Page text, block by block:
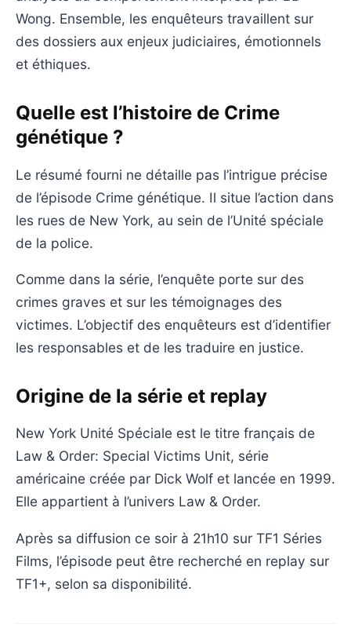
Wong. Ensemble, les enquêteurs travaillent sur
des dossiers aux enjeux judiciaires, émotionnels
et éthiques.
Quelle est l’histoire de Crime
génétique ?
Le résumé fourni ne détaille pas l’intrigue précise
de l’épisode Crime génétique. Il situe l’action dans
les rues de New York, au sein de l’Unité spéciale
de la police.
Comme dans la série, l’enquête porte sur des
crimes graves et sur les témoignages des
victimes. L’objectif des enquêteurs est d’identifier
les responsables et de les traduire en justice.
Origine de la série et replay
New York Unité Spéciale est le titre français de
Law & Order: Special Victims Unit, série
américaine créée par Dick Wolf et lancée en 1999.
Elle appartient à l’univers Law & Order.
Après sa diffusion ce soir à 21h10 sur TF1 Séries
Films, l’épisode peut être recherché en replay sur
TF1+, selon sa disponibilité.